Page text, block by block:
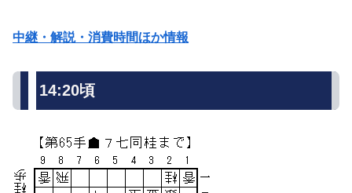
中継・解説・消費時間ほか情報
14:20頃